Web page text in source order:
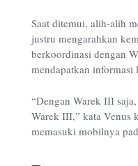
Saat ditemui, alih-alih
justru mengarahkan
berkoordinasi dengan
mendapatkan informasi
“Dengan Warek III
Warek III,” kata Venus
memasuki mobilnya